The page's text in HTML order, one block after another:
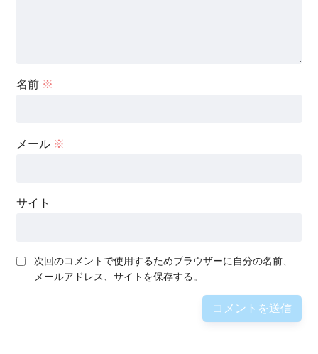
名前 ※
メール ※
サイト
次回のコメントで使用するためブラウザーに自分の名前、
メールアドレス、サイトを保存する。